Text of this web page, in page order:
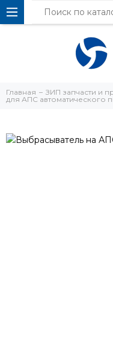
Главная ЗИП запчасти и
для АПС автоматического